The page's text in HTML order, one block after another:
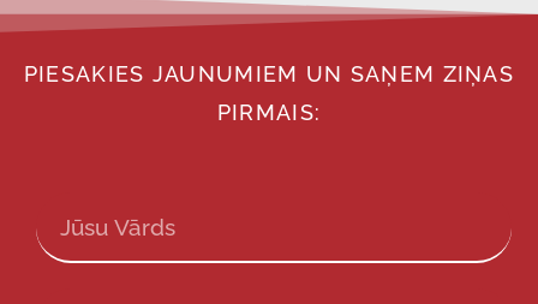
PIESAKIES JAUNUMIEM UN SAŅEM ZIŅAS
PIRMAIS: